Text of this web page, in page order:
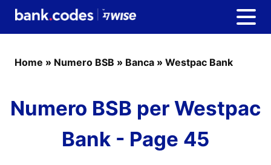
Home » Numero BSB » Banca » Westpac Bank
Numero BSB per Westpac
Bank - Page 45